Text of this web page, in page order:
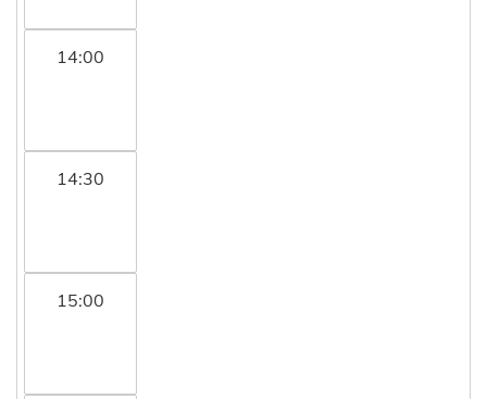
14:00
14:30
15:00